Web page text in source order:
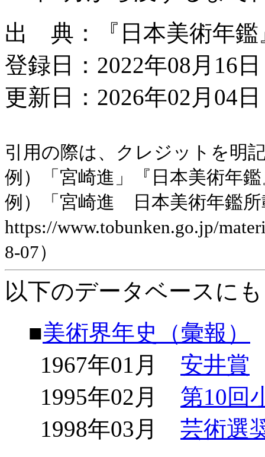
出 典：『日本美術年鑑
登録日：2022年08月16日
更新日：2026年02月04
引用の際は、クレジットを明
例）「宮崎進」『日本美術年
例）「宮崎進 日本美術年鑑所
https://www.tobunken.go.jp/
8-07）
以下のデータベースに
■美術界年史（彙報）
1967年01月 安井賞
1995年02月 第10回
1998年03月 芸術選